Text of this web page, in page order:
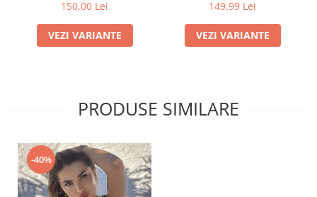
150,00 Lei
VEZI VARIANTE
149,99 Lei
VEZI VARIANTE
PRODUSE SIMILARE
-40%